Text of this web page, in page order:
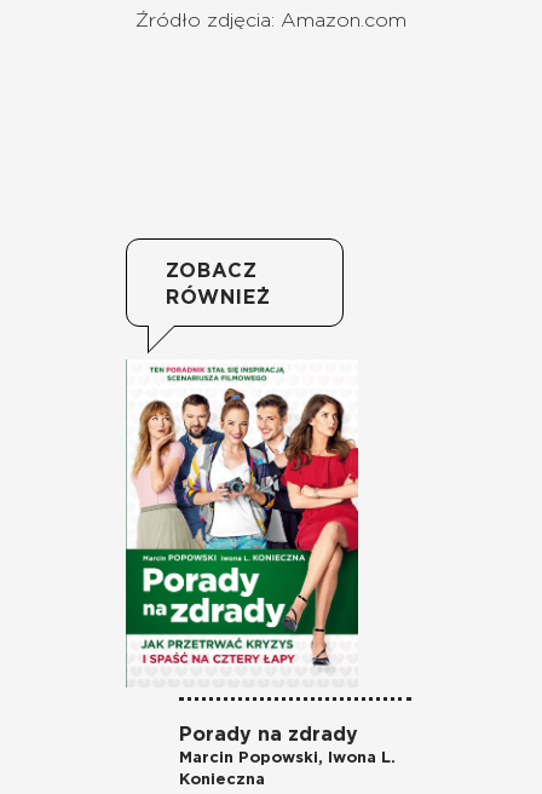
Źródło zdjęcia: Amazon.com
ZOBACZ
RÓWNIEŻ
Porady na zdrady
Marcin Popowski,
Iwona L.
Konieczna